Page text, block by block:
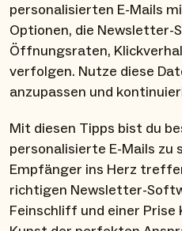
personalisierten E-Mails
Optionen, die Newsletter-
Öffnungsraten,
verfolgen. Nutze diese
anzupassen und
Mit diesen Tipps bist du
personalisierte E-Mails zu
Empfänger ins Herz
richtigen Newsletter-
Feinschliff und einer